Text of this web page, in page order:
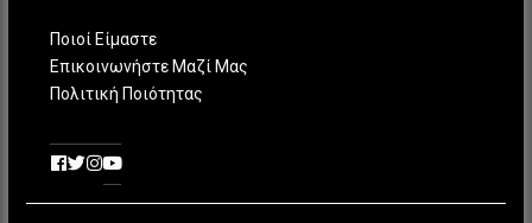
Ποιοί Είμαστε
Επικοινωνήστε Μαζί Μας
Πολιτική Ποιότητας